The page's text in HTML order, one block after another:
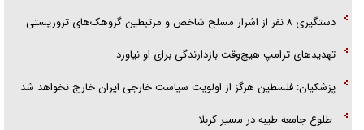
دستگیری ۸ نفر از اشرار مسلح شاخص و مرتبطین گروهک‌های تروریستی
تهدید‌های ترامپ هیچ‌وقت بازدارندگی برای او نیاورد
پزشکیان: فلسطین هرگز از اولویت سیاست خارجی ایران خارج نخواهد شد
طلوع جامعه طیبه در مسیر کربلا